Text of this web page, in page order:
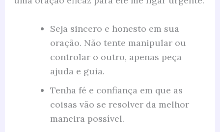
Seja sincero e honesto em sua
oração. Não tente manipular ou
controlar o outro, apenas peça
ajuda e guia.
Tenha fé e confiança em que as
coisas vão se resolver da melhor
maneira possível.